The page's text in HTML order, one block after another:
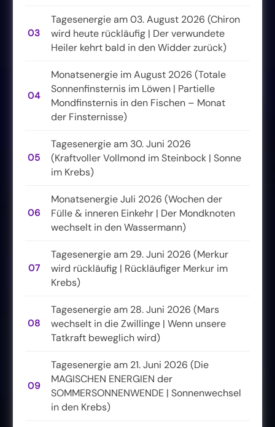
03
Tagesenergie am 03. August 2026 (Chiron
wird heute rückläufig | Der verwundete
Heiler kehrt bald in den Widder zurück)
04
Monatsenergie im August 2026 (Totale
Sonnenfinsternis im Löwen | Partielle
Mondfinsternis in den Fischen – Monat
der Finsternisse)
05
Tagesenergie am 30. Juni 2026
(Kraftvoller Vollmond im Steinbock | Sonne
im Krebs)
06
Monatsenergie Juli 2026 (Wochen der
Fülle & inneren Einkehr | Der Mondknoten
wechselt in den Wassermann)
07
Tagesenergie am 29. Juni 2026 (Merkur
wird rückläufig | Rückläufiger Merkur im
Krebs)
08
Tagesenergie am 28. Juni 2026 (Mars
wechselt in die Zwillinge | Wenn unsere
Tatkraft beweglich wird)
09
Tagesenergie am 21. Juni 2026 (Die
MAGISCHEN ENERGIEN der
SOMMERSONNENWENDE | Sonnenwechsel
in den Krebs)